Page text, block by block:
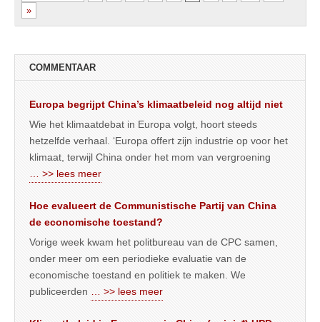
»
COMMENTAAR
Europa begrijpt China’s klimaatbeleid nog altijd niet
Wie het klimaatdebat in Europa volgt, hoort steeds
hetzelfde verhaal. ‘Europa offert zijn industrie op voor het
klimaat, terwijl China onder het mom van vergroening
… >> lees meer
Hoe evalueert de Communistische Partij van China
de economische toestand?
Vorige week kwam het politbureau van de CPC samen,
onder meer om een periodieke evaluatie van de
economische toestand en politiek te maken. We
publiceerden
… >> lees meer